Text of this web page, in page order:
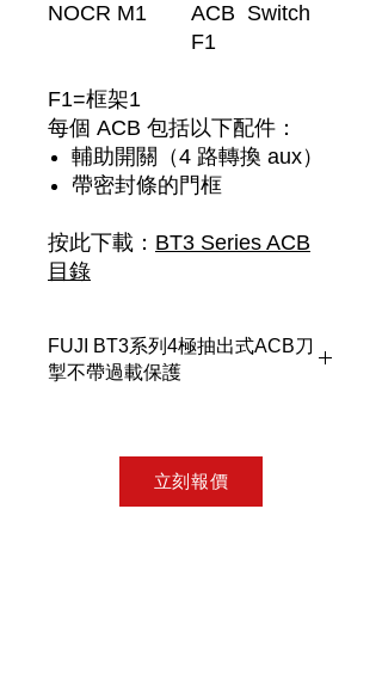
NOCR M1
ACB Switch
F1
F1=框架1
每個 ACB 包括以下配件：
輔助開關（4 路轉換 aux）
帶密封條的門框
按此下載 ： BT3 Series ACB
目錄
FUJI BT3系列4極抽出式ACB刀
掣不帶過載保護
1600A 框架 3 極抽出式-248mm
立刻報價